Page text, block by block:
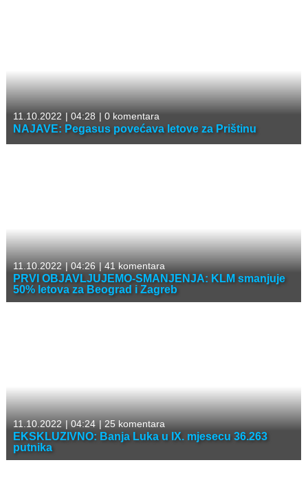
11.10.2022 | 04:28 | 0 komentara
NAJAVE: Pegasus povećava letove za Prištinu
11.10.2022 |04:26 |41 komentara
PRVI OBJAVLJUJEMO-SMANJENJA: KLM smanjuje
50% letova za Beograd i Zagreb
11.10.2022 |04:24 |25 komentara
EKSKLUZIVNO: Banja Luka u IX. mjesecu 36.263
putnika